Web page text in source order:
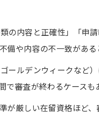
配偶者ビザ審査期間
在留審査処理期間
最新データから見る
ムーズなビザ申請に役立
ビザ申請審査時間を
の内容と正確性」「
や内容の不一致があ
ールデンウィークなど
審査が終わるケースも
厳しい在留資格ほど